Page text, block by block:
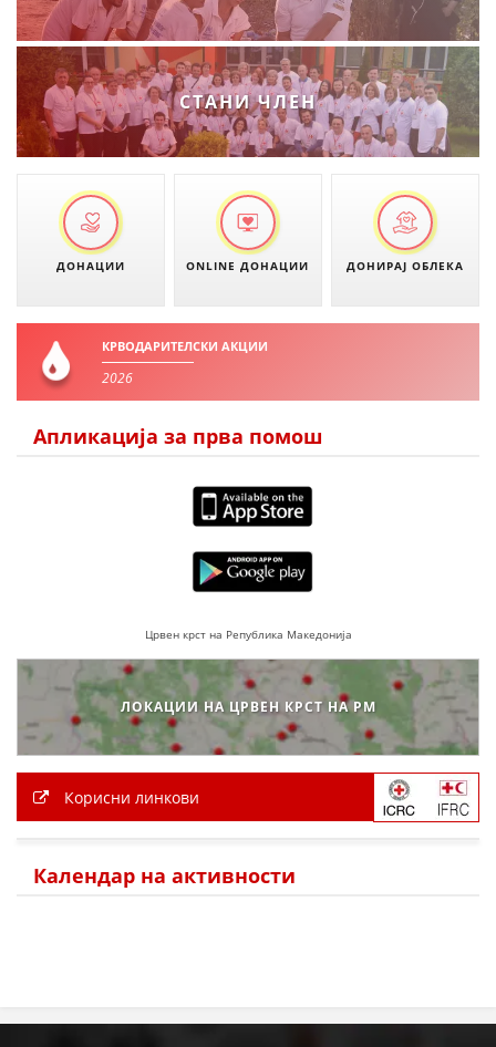
ЗА НАС
ДЕЈСТВУВАЊЕ
ПРИРАЧНИЦИ
СТРАТЕГИИ
БРОШУРИ
СТАНИ ЧЛЕН
ДОНАЦИИ ONLINE ДОНАЦИИ ДОНИРАЈ ОБЛЕКА
КРВОДАРИТЕЛСКИ АКЦИИ
2026
Апликација за прва помош
Црвен крст на Република Македонија
ЛОКАЦИИ НА ЦРВЕН КРСТ НА РМ
Корисни линкови
Календар на активности